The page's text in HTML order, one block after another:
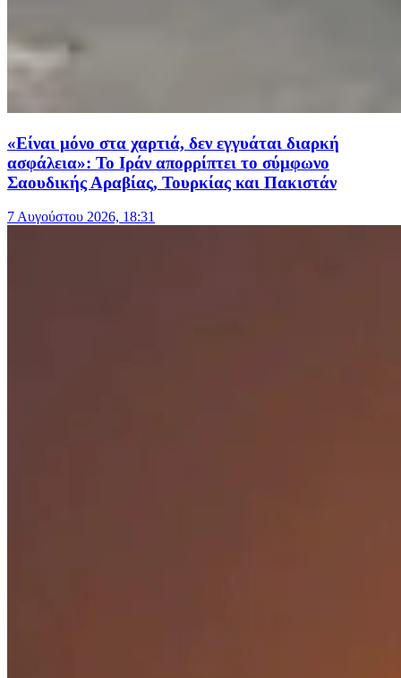
«Είναι μόνο στα χαρτιά, δεν εγγυάται διαρκή
ασφάλεια»: Το Ιράν απορρίπτει το σύμφωνο
Σαουδικής Αραβίας, Τουρκίας και Πακιστάν
7 Αυγούστου 2026, 18:31